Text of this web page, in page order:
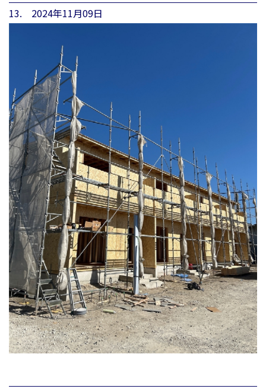
13. 2024年11月09日